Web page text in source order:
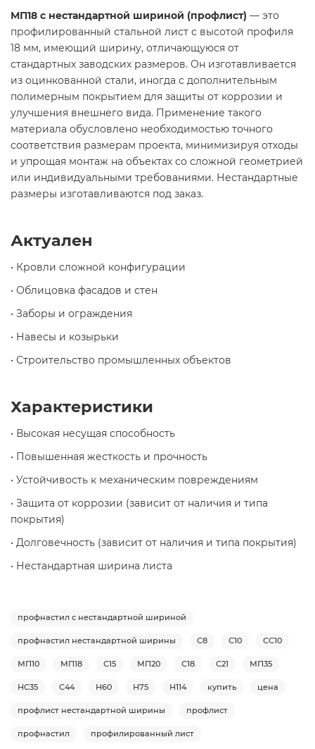
МП18 с нестандартной шириной (профлист) — это
профилированный стальной лист с высотой профиля
18 мм, имеющий ширину, отличающуюся от
стандартных заводских размеров. Он изготавливается
из оцинкованной стали, иногда с дополнительным
полимерным покрытием для защиты от коррозии и
улучшения внешнего вида. Применение такого
материала обусловлено необходимостью точного
соответствия размерам проекта, минимизируя отходы
и упрощая монтаж на объектах со сложной геометрией
или индивидуальными требованиями. Нестандартные
размеры изготавливаются под заказ.
Актуален
• Кровли сложной конфигурации
• Облицовка фасадов и стен
• Заборы и ограждения
• Навесы и козырьки
• Строительство промышленных объектов
Характеристики
• Высокая несущая способность
• Повышенная жесткость и прочность
• Устойчивость к механическим повреждениям
• Защита от коррозии (зависит от наличия и типа
покрытия)
• Долговечность (зависит от наличия и типа покрытия)
• Нестандартная ширина листа
профнастил с нестандартной шириной
профнастил нестандартной ширины С8 С10 СС10
МП10 МП18 С15 МП20 С18 С21 МП35
НС35 С44 Н60 Н75 Н114 купить цена
профлист нестандартной ширины профлист
профнастил профилированный лист